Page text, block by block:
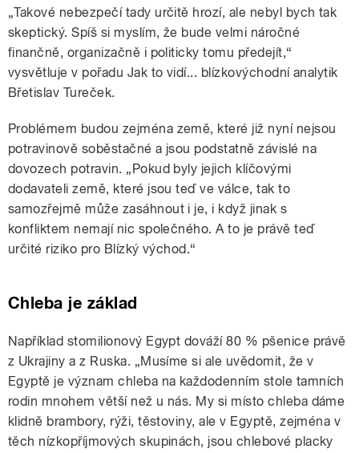
„Takové nebezpečí tady určitě hrozí, ale nebyl bych tak
skeptický. Spíš si myslím, že bude velmi náročné
finančně, organizačně i politicky tomu předejít,“
vysvětluje v pořadu Jak to vidí... blízkovýchodní analytik
Břetislav Tureček.
Problémem budou zejména země, které již nyní nejsou
potravinově soběstačné a jsou podstatně závislé na
dovozech potravin. „Pokud byly jejich klíčovými
dodavateli země, které jsou teď ve válce, tak to
samozřejmě může zasáhnout i je, i když jinak s
konfliktem nemají nic společného. A to je právě teď
určité riziko pro Blízký východ.“
Chleba je základ
Například stomilionový Egypt dováží 80 % pšenice právě
z Ukrajiny a z Ruska. „Musíme si ale uvědomit, že v
Egyptě je význam chleba na každodenním stole tamních
rodin mnohem větší než u nás. My si místo chleba dáme
klidně brambory, rýži, těstoviny, ale v Egyptě, zejména v
těch nízkopříjmových skupinách, jsou chlebové placky